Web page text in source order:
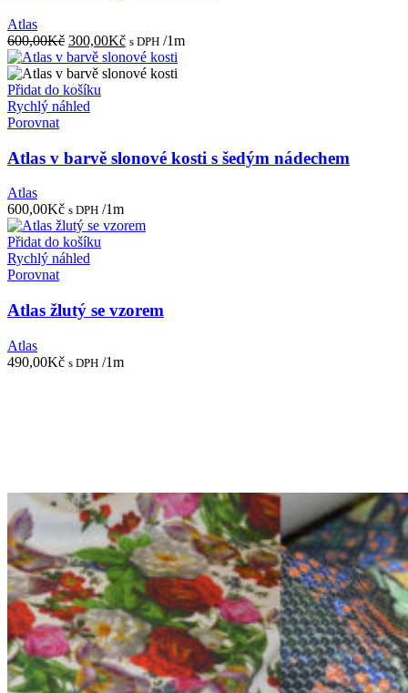
Atlas
600,00Kč Původní
cena
byla:
600,00Kč.
300,00KčAktuální
cena
je:
s DPH /1m
Přidat do košíku
Rychlý náhled
Porovnat
Atlas v barvě slonové kosti s šedým nádechem
Atlas
600,00Kč s DPH /1m
Přidat do košíku
Rychlý náhled
Porovnat
Atlas žlutý se vzorem
Atlas
490,00Kč s DPH /1m